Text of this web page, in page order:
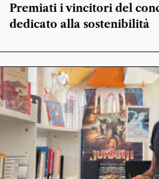
Premiati i vincitori del
dedicato alla sostenibilità